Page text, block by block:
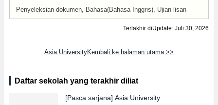
Penyeleksian dokumen, Bahasa(Bahasa Inggris), Ujian lisan
Terlakhir diUpdate: Juli 30, 2026
Asia UniversityKembali ke halaman utama >>
Daftar sekolah yang terakhir diliat
[Pasca sarjana] Asia University